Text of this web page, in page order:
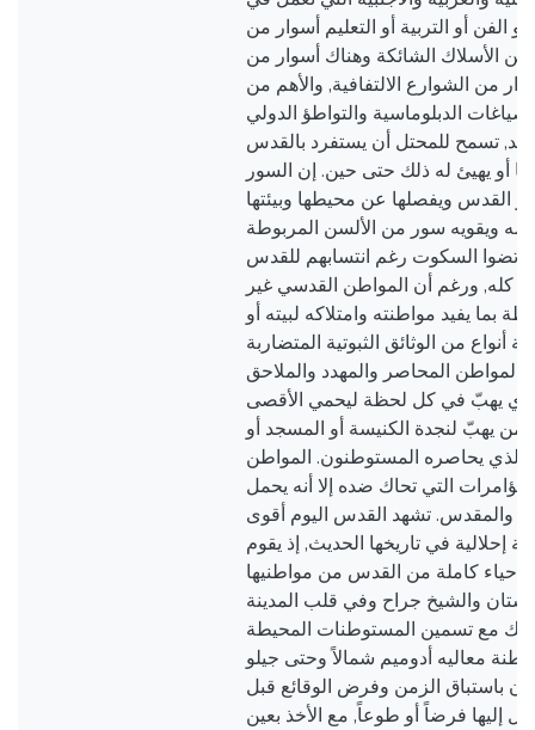
الفن أو التربية أو التعليم أسوار من
الأسلاك الشائكة وهناك أسوار من
من الشوارع الالتفافية, والأهم من
الدبلوماسية والتواطؤ الدولي
تسمح للمحتل أن يستفرد بالقدس
أو يهيئ له ذلك حتى حين. إن السور
القدس ويفصلها عن محيطها وبيئتها
ويقويه سور من الألسن المربوطة
السكوت رغم انتسابهم للقدس
كله, ورغم أن المواطن القدسي غير
بما يفيد مواطنته وامتلاكه لبيته أو
أنواع من الوثائق الثبوتية المتضاربة
المواطن المحاصر والمهدد والملاحق
يهبّ في كل لحظة ليحمي الأقصى
من يهبّ لنجدة الكنيسة أو المسجد أو
الذي يحاصره المستوطنون. المواطن
التي تحاك ضده إلا أنه يحمل
والمقدس. تشهد القدس اليوم أقوى
إحلالية في تاريخها الحديث, إذ يقوم
أحياء كاملة من القدس من مواطنيها
والشيخ جراح وفي قلب المدينة
ذلك مع تسمين المستوطنات المحيطة
معاليه أدوميم شمالاً وحتى جيلو
باستباق الزمن وفرض الوقائع قبل
إليها فرضاً أو طوعاً, مع الأخذ بعين